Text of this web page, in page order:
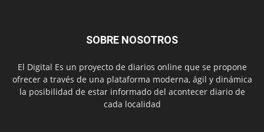
SOBRE NOSOTROS
El Digital Es un proyecto de diarios online que se propone
ofrecer a través de una plataforma moderna, ágil y dinámica
la posibilidad de estar informado del acontecer diario de
cada localidad